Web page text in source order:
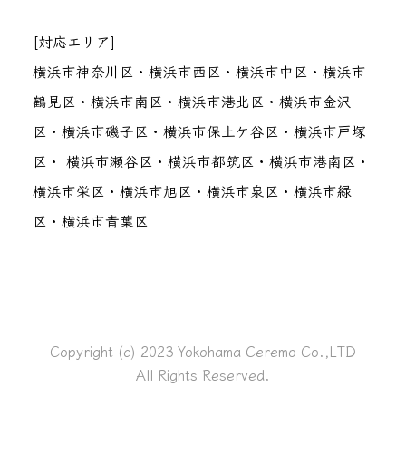
[対応エリア]
横浜市神奈川区・横浜市西区・横浜市中区・横浜市
鶴見区・横浜市南区・横浜市港北区・横浜市金沢
区・横浜市磯子区・横浜市保土ケ谷区・横浜市戸塚
区・ 横浜市瀬谷区・横浜市都筑区・横浜市港南区・
横浜市栄区・横浜市旭区・横浜市泉区・横浜市緑
区・横浜市青葉区
Copyright (c) 2023 Yokohama Ceremo Co.,LTD
All Rights Reserved.